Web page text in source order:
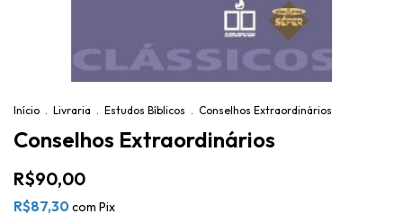
Início . Livraria . Estudos Bíblicos . Conselhos Extraordinários
Conselhos Extraordinários
R$90,00
R$87,30com Pix